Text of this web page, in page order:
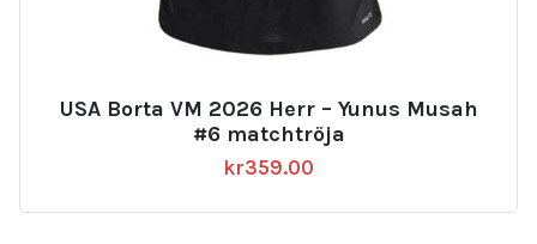
USA Borta VM 2026 Herr – Yunus Musah
#6 matchtröja
kr359.00